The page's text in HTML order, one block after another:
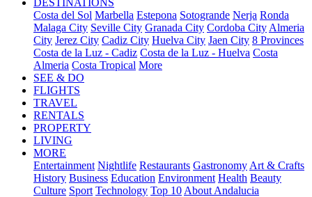
DESTINATIONS
Costa del Sol Marbella Estepona Sotogrande Nerja Ronda
Malaga City Seville City Granada City Cordoba City Almeria
City Jerez City Cadiz City Huelva City Jaen City 8 Provinces
Costa de la Luz - Cadiz Costa de la Luz - Huelva Costa
Almeria Costa Tropical More
SEE & DO
FLIGHTS
TRAVEL
RENTALS
PROPERTY
LIVING
MORE
Entertainment Nightlife Restaurants Gastronomy Art & Crafts
History Business Education Environment Health Beauty
Culture Sport Technology Top 10 About Andalucia